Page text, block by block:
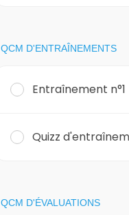
QCM D'ENTRAÎNEMENTS
Entraînement n°1
Quizz
QCM D'ÉVALUATIONS